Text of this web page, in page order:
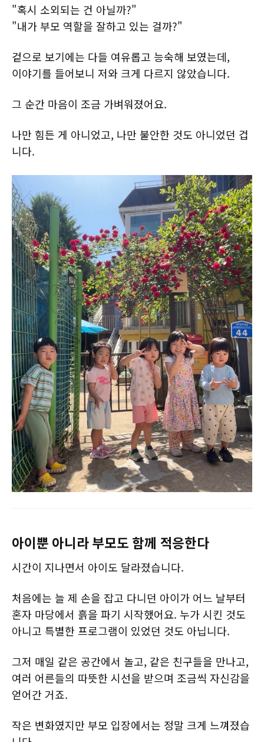
"혹시 소외되는 건 아닐까?"
"내가 부모 역할을 잘하고 있는 걸까?"
겉으로 보기에는 다들 여유롭고 능숙해 보였는데,
이야기를 들어보니 저와 크게 다르지 않았습니다.
그 순간 마음이 조금 가벼워졌어요.
나만 힘든 게 아니었고, 나만 불안한 것도 아니었던 겁
니다.
아이뿐 아니라 부모도 함께 적응한다
시간이 지나면서 아이도 달라졌습니다.
처음에는 늘 제 손을 잡고 다니던 아이가 어느 날부터
혼자 마당에서 흙을 파기 시작했어요. 누가 시킨 것도
아니고 특별한 프로그램이 있었던 것도 아닙니다.
그저 매일 같은 공간에서 놀고, 같은 친구들을 만나고,
여러 어른들의 따뜻한 시선을 받으며 조금씩 자신감을
얻어간 거죠.
작은 변화였지만 부모 입장에서는 정말 크게 느껴졌습